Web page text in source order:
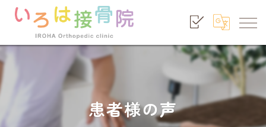
患者様の声